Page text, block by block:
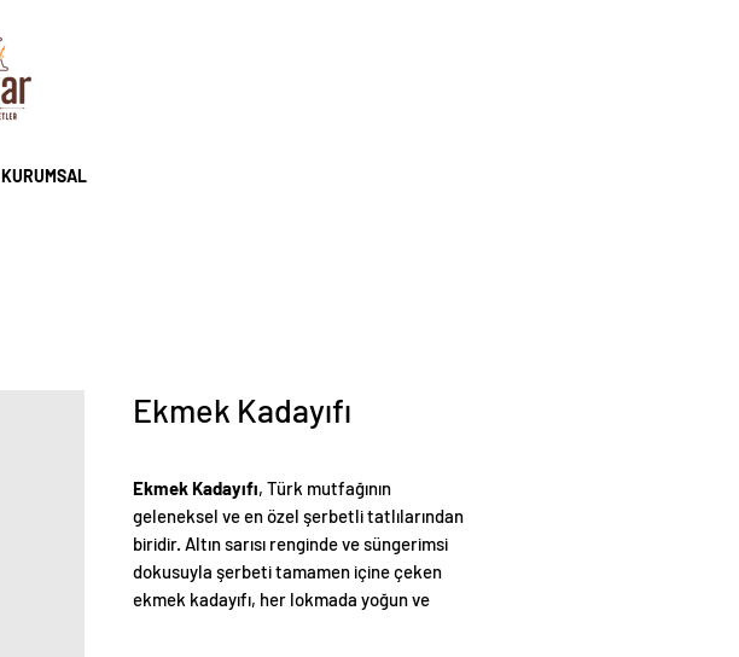
KURUMSAL
Ekmek Kadayıfı
Ekmek Kadayıfı, Türk mutfağının
geleneksel ve en özel şerbetli tatlılarından
biridir. Altın sarısı renginde ve süngerimsi
dokusuyla şerbeti tamamen içine çeken
ekmek kadayıfı, her lokmada yoğun ve